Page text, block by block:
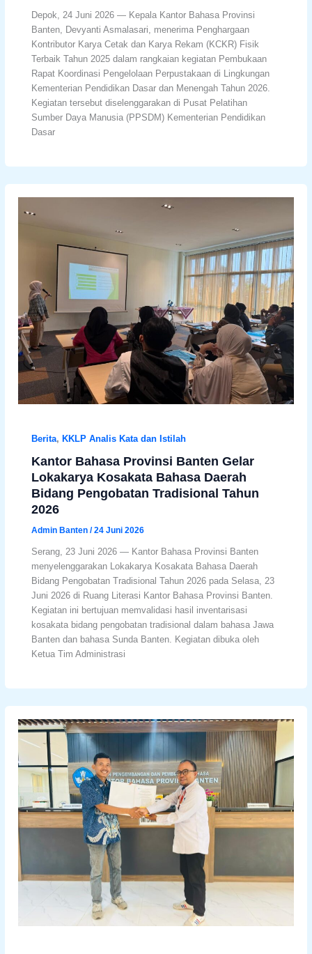
Depok, 24 Juni 2026 — Kepala Kantor Bahasa Provinsi
Banten, Devyanti Asmalasari, menerima Penghargaan
Kontributor Karya Cetak dan Karya Rekam (KCKR) Fisik
Terbaik Tahun 2025 dalam rangkaian kegiatan Pembukaan
Rapat Koordinasi Pengelolaan Perpustakaan di Lingkungan
Kementerian Pendidikan Dasar dan Menengah Tahun 2026.
Kegiatan tersebut diselenggarakan di Pusat Pelatihan
Sumber Daya Manusia (PPSDM) Kementerian Pendidikan
Dasar
Berita,KKLP Analis Kata dan Istilah
Kantor Bahasa Provinsi Banten Gelar
Lokakarya Kosakata Bahasa Daerah
Bidang Pengobatan Tradisional Tahun
2026
Admin Banten/24 Juni 2026
Serang, 23 Juni 2026 — Kantor Bahasa Provinsi Banten
menyelenggarakan Lokakarya Kosakata Bahasa Daerah
Bidang Pengobatan Tradisional Tahun 2026 pada Selasa, 23
Juni 2026 di Ruang Literasi Kantor Bahasa Provinsi Banten.
Kegiatan ini bertujuan memvalidasi hasil inventarisasi
kosakata bidang pengobatan tradisional dalam bahasa Jawa
Banten dan bahasa Sunda Banten. Kegiatan dibuka oleh
Ketua Tim Administrasi